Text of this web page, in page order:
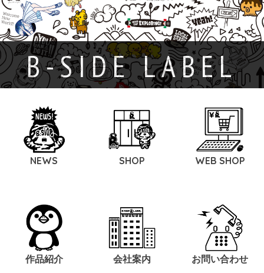
B-SIDE LABEL
NEWS SHOP WEB SHOP
作品紹介 会社案内 お問い合わせ